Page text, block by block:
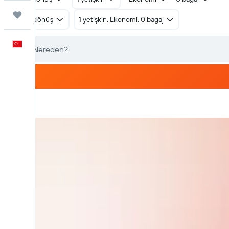
Trips
Gidiş dönüş 1 yetişkin, Ekonomi, 0 bagaj